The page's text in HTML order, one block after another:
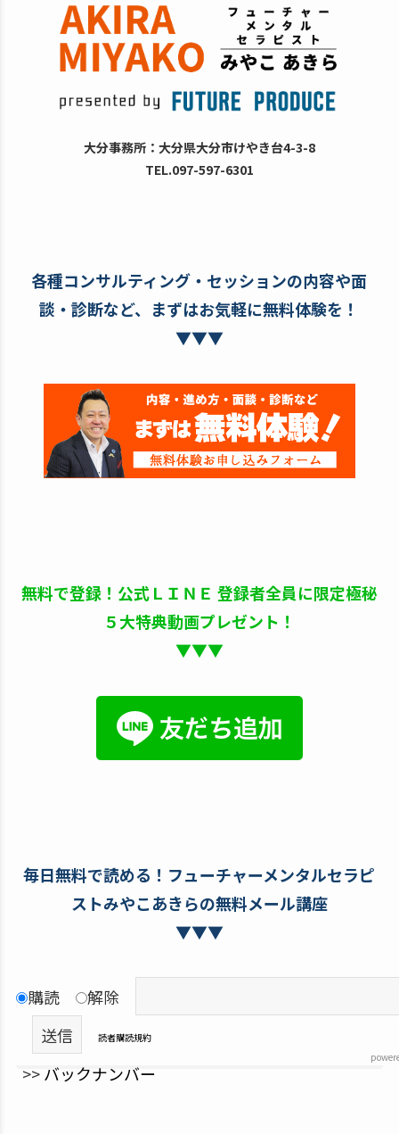
大分事務所：大分県大分市けやき台4-3-8
TEL.097-597-6301
各種コンサルティング・セッションの内容や面
談・診断など、まずはお気軽に無料体験を！
▼▼▼
無料で登録！公式ＬＩＮＥ 登録者全員に限定極秘
５大特典動画プレゼント！
▼▼▼
毎日無料で読める！フューチャーメンタルセラピ
ストみやこあきらの無料メール講座
▼▼▼
購読 解除
読者購読規約
>>バックナンバー